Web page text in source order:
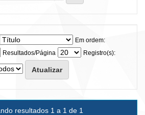
Em ordem:
Resultados/Página
Registro(s):
resultados 1 a 1 de 1